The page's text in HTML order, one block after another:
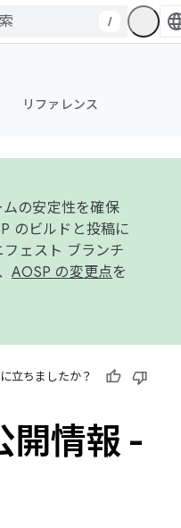
/
リファレンス
の安定性を確保
のビルドと投稿に
フェスト ブランチ
AOSP の変更点を
立ちましたか？
開情報 -